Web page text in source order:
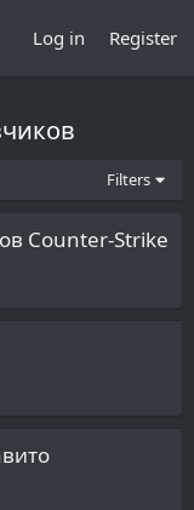
Log in Register
Filters
Counter-Strike